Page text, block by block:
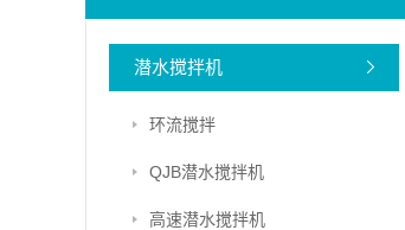
潜水搅拌机
环流搅拌
QJB潜水搅拌机
高速潜水搅拌机